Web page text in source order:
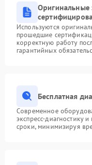
Оригинальные
Используются
прошедшие
корректную работу
гарантийных
Бесплатная
Современное
экспресс-диагностику
сроки, минимизируя